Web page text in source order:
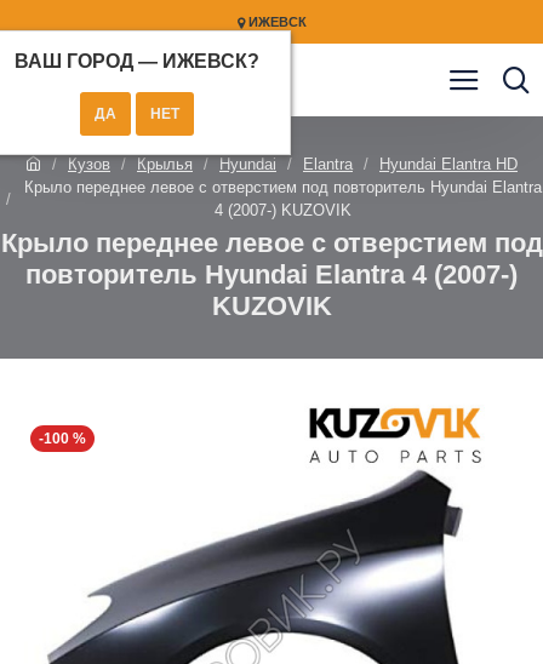
ИЖЕВСК
ВАШ ГОРОД — ИЖЕВСК?
Кузов Крылья Hyundai Elantra
Hyundai Elantra HD
Крыло переднее левое с отверстием под повторитель Hyundai Elantra
4 (2007-) KUZOVIK
Крыло переднее левое с отверстием под
повторитель Hyundai Elantra 4 (2007-)
KUZOVIK
-100 %